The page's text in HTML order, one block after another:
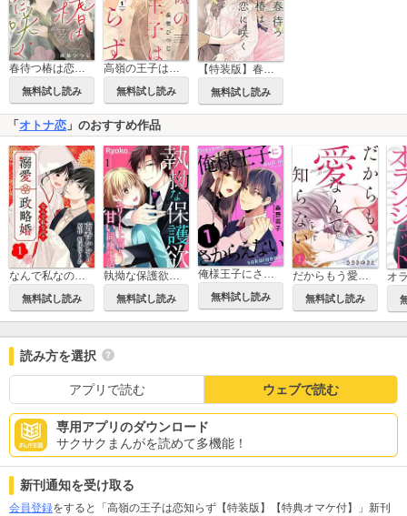
無料試し読み 無料試し読み
【特装版】春待つ椿は恋に咲く
無料試し読み
「 オトナ恋 」のおすすめ作品
無料試し読み 無料試し読み
俺様王子にさからえない
無料試し読み 無料試し読み
読み方を選択
アプリで読む ウェブで読む
専用アプリのダウンロード
サクサクまんがを読めて多機能！
新刊通知を受け取る
会員登録をすると「高嶺の王子は恋知らず【特装版】【特典オマケ付】」新刊